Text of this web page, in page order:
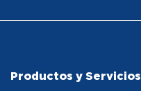
Productos y Servicios